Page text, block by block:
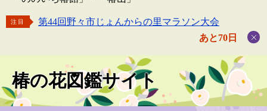
注目
第44回野々市じょんからの里マラソン大会
あと70日
椿の花図鑑サイト